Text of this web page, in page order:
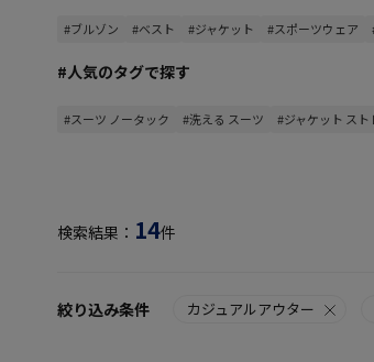
#ブルゾン #ベスト #ジャケット #スポーツウェア
#人気のタグで探す
#スーツ ノータック #洗える スーツ #ジャケット スト
検索結果： 14件
絞り込み条件 カジュアルアウター